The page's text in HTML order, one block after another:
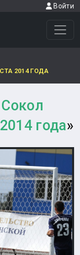
Войти
2014 ГОДА
года»